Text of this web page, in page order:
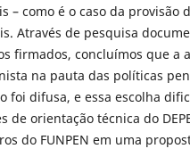
– como é o caso da provisão
Através de pesquisa
firmados, concluímos que a
na pauta das políticas
foi difusa, e essa escolha
de orientação técnica do
do FUNPEN em uma